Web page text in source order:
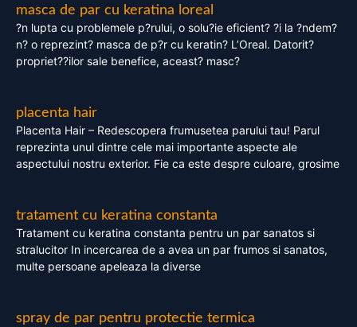
masca de par cu keratina loreal
?n lupta cu problemele p?rului, o solu?ie eficient? ?i la ?ndem?
n? o reprezint? masca de p?r cu keratin? L’Oreal. Datorit?
propriet??ilor sale benefice, aceast? masc?
placenta hair
Placenta Hair – Redescopera frumusetea parului tau! Parul
reprezinta unul dintre cele mai importante aspecte ale
aspectului nostru exterior. Fie ca este despre culoare, grosime
tratament cu keratina constanta
Tratament cu keratina constanta pentru un par sanatos si
stralucitor In incercarea de a avea un par frumos si sanatos,
multe persoane apeleaza la diverse
spray de par pentru protectie termica